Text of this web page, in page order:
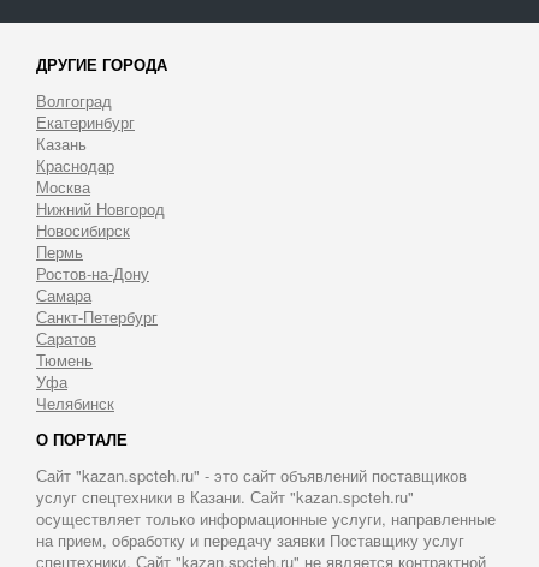
ДРУГИЕ ГОРОДА
Волгоград
Екатеринбург
Казань
Краснодар
Москва
Нижний Новгород
Новосибирск
Пермь
Ростов-на-Дону
Самара
Санкт-Петербург
Саратов
Тюмень
Уфа
Челябинск
О ПОРТАЛЕ
Сайт "kazan.spcteh.ru" - это сайт объявлений поставщиков
услуг спецтехники в Казани. Сайт "kazan.spcteh.ru"
осуществляет только информационные услуги, направленные
на прием, обработку и передачу заявки Поставщику услуг
спецтехники. Сайт "kazan.spcteh.ru" не является контрактной